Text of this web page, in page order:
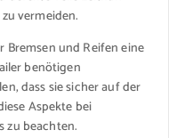
vermeiden.
und Reifen eine
benötigen
dass sie sicher auf der
Aspekte bei
zu beachten.